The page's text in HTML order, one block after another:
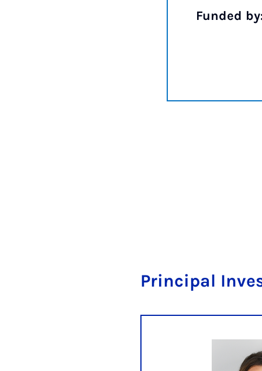
Funded
Principal